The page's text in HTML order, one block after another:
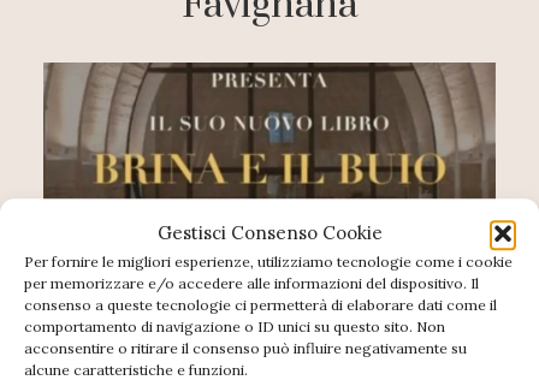
Gestisci Consenso Cookie
Per fornire le migliori esperienze, utilizziamo tecnologie come i cookie
per memorizzare e/o accedere alle informazioni del dispositivo. Il
consenso a queste tecnologie ci permetterà di elaborare dati come il
comportamento di navigazione o ID unici su questo sito. Non
acconsentire o ritirare il consenso può influire negativamente su
alcune caratteristiche e funzioni.